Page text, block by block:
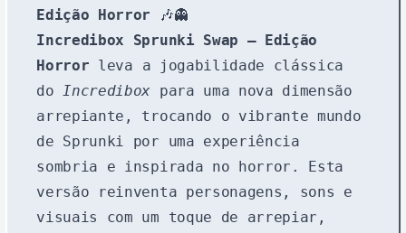
Edição Horror 🎶👻
Incredibox Sprunki Swap – Edição
Horror leva a jogabilidade clássica
doIncredibox para uma nova dimensão
arrepiante, trocando o vibrante mundo
de Sprunki por uma experiência
sombria e inspirada no horror. Esta
versão reinventa personagens, sons e
visuais com um toque de arrepiar,